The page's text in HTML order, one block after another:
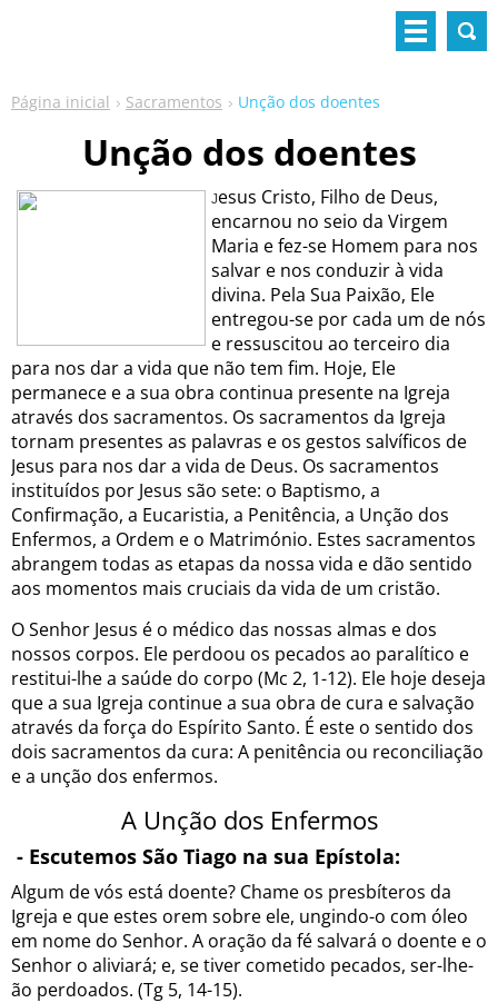
Página inicial Sacramentos Unção dos doentes
Unção dos doentes
Jesus Cristo, Filho de Deus,
encarnou no seio da Virgem
Maria e fez-se Homem para nos
salvar e nos conduzir à vida
divina. Pela Sua Paixão, Ele
entregou-se por cada um de nós
e ressuscitou ao terceiro dia
para nos dar a vida que não tem fim. Hoje, Ele
permanece e a sua obra continua presente na Igreja
através dos sacramentos. Os sacramentos da Igreja
tornam presentes as palavras e os gestos salvíficos de
Jesus para nos dar a vida de Deus. Os sacramentos
instituídos por Jesus são sete: o Baptismo, a
Confirmação, a Eucaristia, a Penitência, a Unção dos
Enfermos, a Ordem e o Matrimónio. Estes sacramentos
abrangem todas as etapas da nossa vida e dão sentido
aos momentos mais cruciais da vida de um cristão.
O Senhor Jesus é o médico das nossas almas e dos
nossos corpos. Ele perdoou os pecados ao paralítico e
restitui-lhe a saúde do corpo (Mc 2, 1-12). Ele hoje deseja
que a sua Igreja continue a sua obra de cura e salvação
através da força do Espírito Santo. É este o sentido dos
dois sacramentos da cura: A penitência ou reconciliação
e a unção dos enfermos.
A Unção dos Enfermos
- Escutemos São Tiago na sua Epístola:
Algum de vós está doente? Chame os presbíteros da
Igreja e que estes orem sobre ele, ungindo-o com óleo
em nome do Senhor. A oração da fé salvará o doente e o
Senhor o aliviará; e, se tiver cometido pecados, ser-lhe-
ão perdoados. (Tg 5, 14-15).